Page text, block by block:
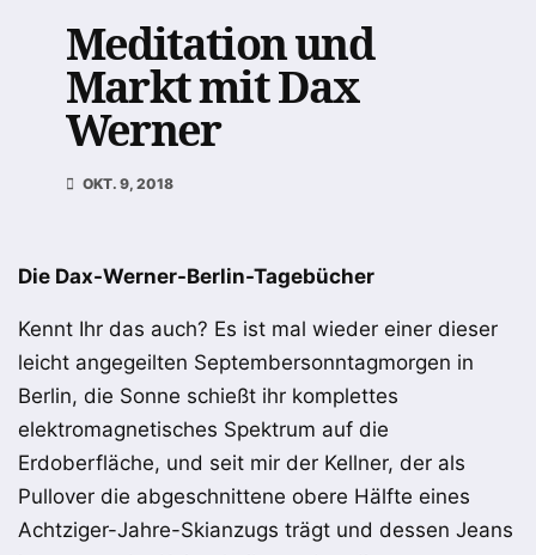
Meditation und
Markt mit Dax
Werner
OKT. 9, 2018
Die Dax-Werner-Berlin-Tagebücher
Kennt Ihr das auch? Es ist mal wieder einer dieser
leicht angegeilten Septembersonntagmorgen in
Berlin, die Sonne schießt ihr komplettes
elektromagnetisches Spektrum auf die
Erdoberfläche, und seit mir der Kellner, der als
Pullover die abgeschnittene obere Hälfte eines
Achtziger-Jahre-Skianzugs trägt und dessen Jeans